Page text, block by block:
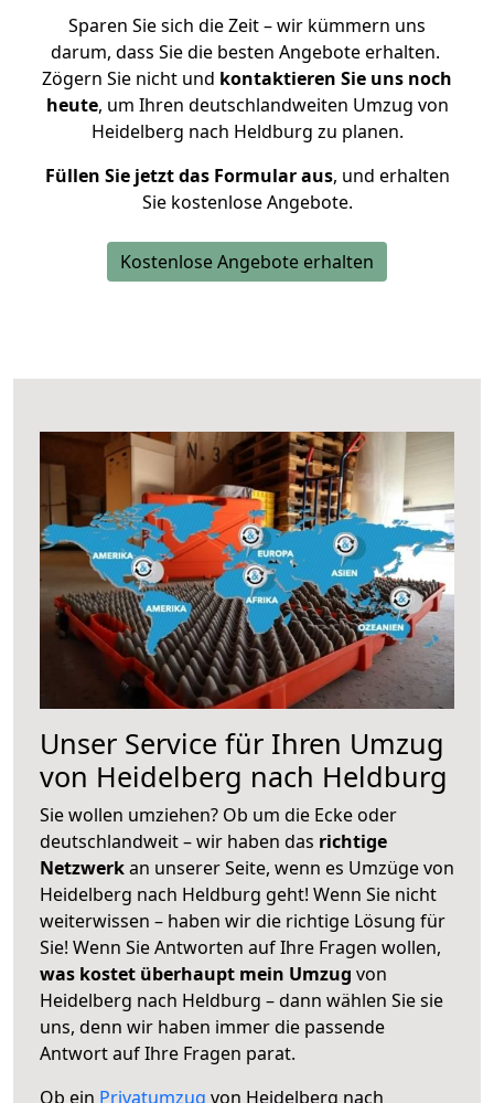
Sparen Sie sich die Zeit – wir kümmern uns
darum, dass Sie die besten Angebote erhalten.
Zögern Sie nicht und kontaktieren Sie uns noch
heute, um Ihren deutschlandweiten Umzug von
Heidelberg nach Heldburg zu planen.
Füllen Sie jetzt das Formular aus, und erhalten
Sie kostenlose Angebote.
Kostenlose Angebote erhalten
Unser Service für Ihren Umzug
von Heidelberg nach Heldburg
Sie wollen umziehen? Ob um die Ecke oder
deutschlandweit – wir haben das richtige
Netzwerkan unserer Seite, wenn es Umzüge von
Heidelberg nach Heldburg geht! Wenn Sie nicht
weiterwissen – haben wir die richtige Lösung für
Sie! Wenn Sie Antworten auf Ihre Fragen wollen,
was kostet überhaupt mein Umzug von
Heidelberg nach Heldburg – dann wählen Sie sie
uns, denn wir haben immer die passende
Antwort auf Ihre Fragen parat.
Ob ein Privatumzug von Heidelberg nach